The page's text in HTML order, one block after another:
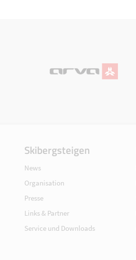
Skibergsteigen
News
Organisation
Presse
Links & Partner
Service und Downloads